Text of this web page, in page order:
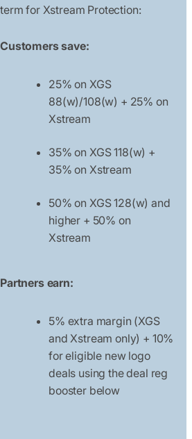
term for Xstream Protection:
Customers save:
25% on XGS
88(w)/108(w) + 25% on
Xstream
35% on XGS 118(w) +
35% on Xstream
50% on XGS 128(w) and
higher + 50% on
Xstream
Partners earn:
5% extra margin (XGS
and Xstream only) + 10%
for eligible new logo
deals using the deal reg
booster below